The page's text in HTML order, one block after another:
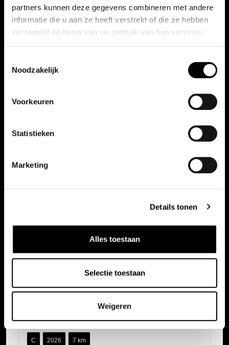
partners kunnen deze gegevens combineren met andere
informatie die u aan ze heeft verstrekt of die ze hebben
verzameld op basis van uw gebruik van hun services.
Noodzakelijk
Voorkeuren
Statistieken
Marketing
Details tonen
Alles toestaan
Selectie toestaan
Weigeren
Honda HR-V
1.5 E:HEV Automaat Elegance | Netto Deal | 8 Jaar
Garantie |
C 2026 7 km